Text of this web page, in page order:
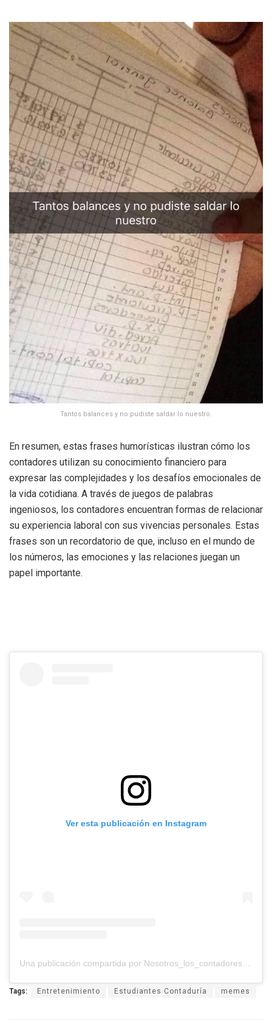
Tantos balances y no pudiste saldar lo nuestro.
En resumen, estas frases humorísticas ilustran cómo los
contadores utilizan su conocimiento financiero para
expresar las complejidades y los desafíos emocionales de
la vida cotidiana. A través de juegos de palabras
ingeniosos, los contadores encuentran formas de relacionar
su experiencia laboral con sus vivencias personales. Estas
frases son un recordatorio de que, incluso en el mundo de
los números, las emociones y las relaciones juegan un
papel importante.
Ver esta publicación en Instagram
Una publicación compartida por Nosotros_los_contadores (@nosotros_los_contadores)
Tags: Entretenimiento Estudiantes Contaduría memes